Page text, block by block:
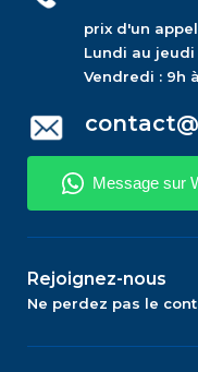
prix d'un
Lundi au jeudi
Vendredi : 9h
Rejoignez-nous
Ne perdez pas le